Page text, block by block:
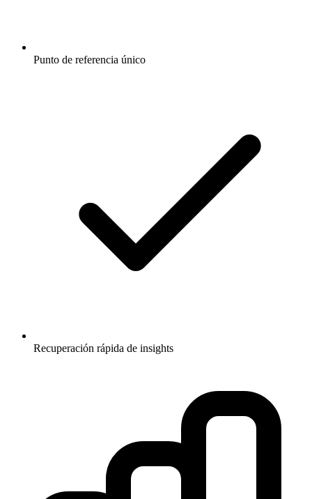
Punto de referencia único
Recuperación rápida de insights